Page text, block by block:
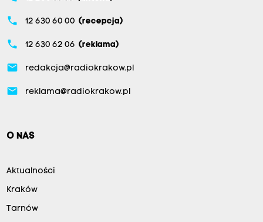
phone 12 630 60 00 (recepcja)
phone 12 630 62 06 (reklama)
email redakcja@radiokrakow.pl
email reklama@radiokrakow.pl
O NAS
Aktualności
Kraków
Tarnów